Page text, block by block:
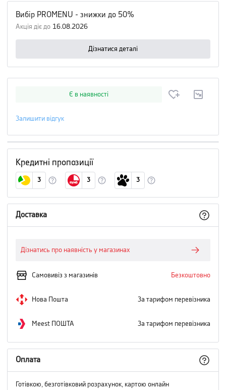
Вибір PROMENU - знижки до 50%
Акція діє до 16.08.2026
Дізнатися деталі
Є в наявності
Залишити відгук
Кредитні пропозиції
3 3 3
Доставка
Дізнатись про наявність у магазинах
Самовивіз з магазинів Безкоштовно
Нова Пошта За тарифом перевізника
Meest ПОШТА За тарифом перевізника
Оплата
Готівкою, безготівковий розрахунок, картою онлайн